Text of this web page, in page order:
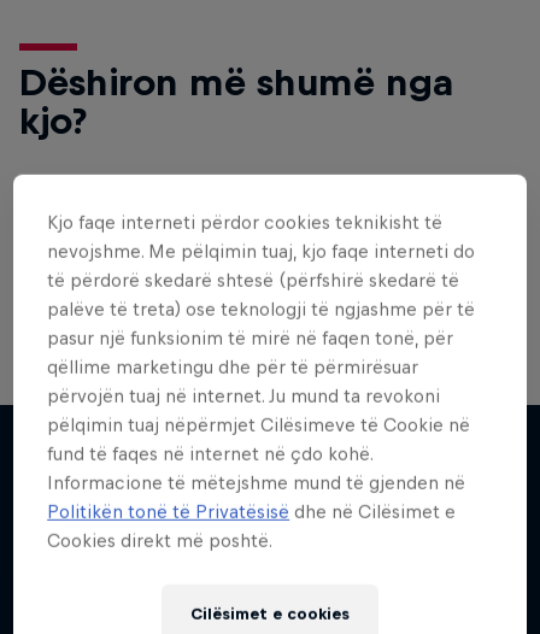
Dëshiron më shumë nga
kjo?
Gaming
Level up with the latest games and esports news,
reviews and films. Learn tips on how to improve …
Më shumë si kjo
Kjo faqe interneti përdor cookies teknikisht të
nevojshme. Me pëlqimin tuaj, kjo faqe interneti do
të përdorë skedarë shtesë (përfshirë skedarë të
palëve të treta) ose teknologji të ngjashme për të
pasur një funksionim të mirë në faqen tonë, për
qëllime marketingu dhe për të përmirësuar
përvojën tuaj në internet. Ju mund ta revokoni
pëlqimin tuaj nëpërmjet Cilësimeve të Cookie në
fund të faqes në internet në çdo kohë.
Informacione të mëtejshme mund të gjenden në
Politikën tonë të Privatësisë dhe në Cilësimet e
Cookies direkt më poshtë.
Cilësimet e cookies